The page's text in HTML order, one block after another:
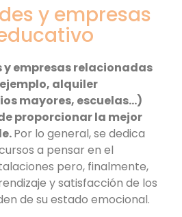
y empresas
y empresas relacionadas
alquiler
mayores, escuelas…)
proporcionar la mejor
Por lo general, se dedica
a pensar en el
pero, finalmente,
y satisfacción de los
de su estado emocional.